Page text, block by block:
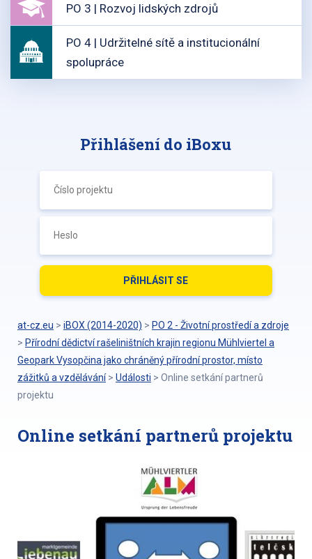
PO 3 | Rozvoj lidských zdrojů
PO 4 | Udržitelné sítě a institucionální
spolupráce
Přihlášení do iBoxu
at-cz.eu > iBOX (2014-2020) > PO 2 - Životní prostředí a zdroje
> Přírodní dědictví rašeliništních krajin regionu Mühlviertel a
Geopark Vysopčina jako chráněný přírodní prostor, místo
zážitků a vzdělávání > Události > Online setkání partnerů
projektu
Online setkání partnerů projektu